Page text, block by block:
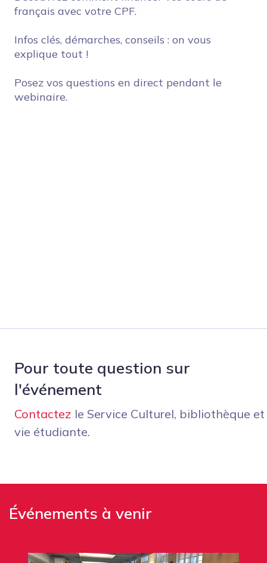
français avec votre CPF.
Infos clés, démarches, conseils : on vous
explique tout !
Posez vos questions en direct pendant le
webinaire.
Pour toute question sur
l'événement
Contactez le Service Culturel, bibliothèque et
vie étudiante.
Événements à venir